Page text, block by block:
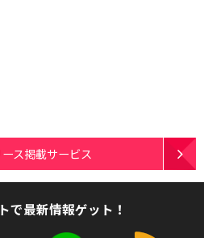
ス掲載サービス
で最新情報ゲット！